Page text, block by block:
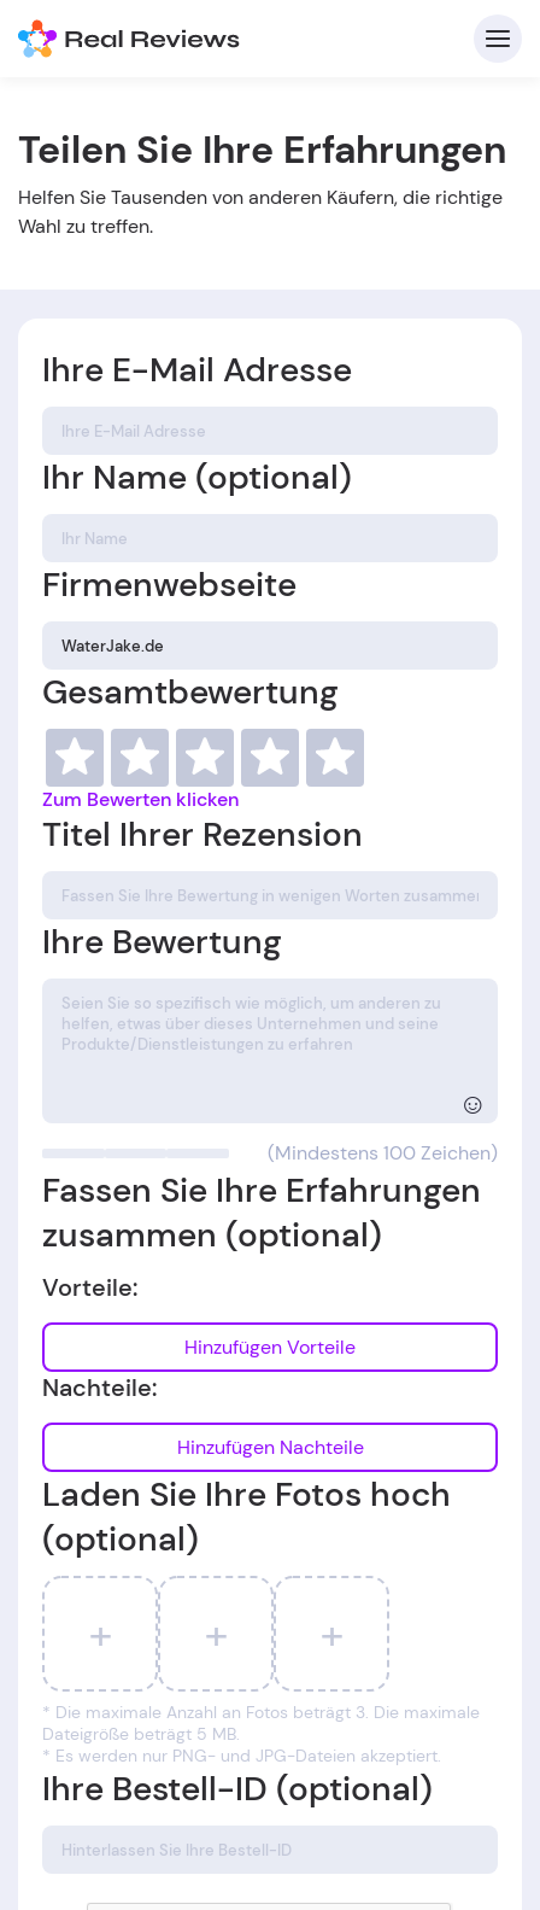
Teilen Sie Ihre Erfahrungen
Helfen Sie Tausenden von anderen Käufern, die richtige
Wahl zu treffen.
Ihre E-Mail Adresse
Ihr Name (optional)
Firmenwebseite
Gesamtbewertung
Zum Bewerten klicken
Titel Ihrer Rezension
Ihre Bewertung
☺
(Mindestens 100 Zeichen)
Fassen Sie Ihre Erfahrungen
zusammen (optional)
Vorteile:
Hinzufügen Vorteile
Nachteile:
Hinzufügen Nachteile
Laden Sie Ihre Fotos hoch
(optional)
+ + +
* Die maximale Anzahl an Fotos beträgt 3. Die maximale
Dateigröße beträgt 5 MB.
* Es werden nur PNG- und JPG-Dateien akzeptiert.
Ihre Bestell-ID (optional)